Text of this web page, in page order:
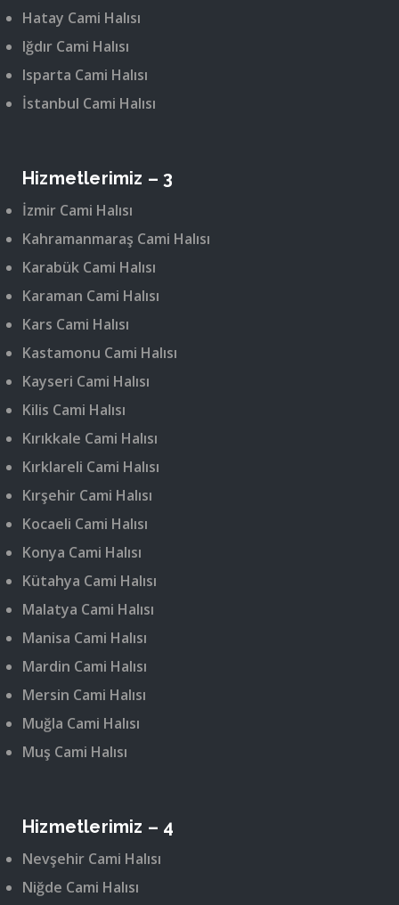
Hatay Cami Halısı
Iğdır Cami Halısı
Isparta Cami Halısı
İstanbul Cami Halısı
Hizmetlerimiz – 3
İzmir Cami Halısı
Kahramanmaraş Cami Halısı
Karabük Cami Halısı
Karaman Cami Halısı
Kars Cami Halısı
Kastamonu Cami Halısı
Kayseri Cami Halısı
Kilis Cami Halısı
Kırıkkale Cami Halısı
Kırklareli Cami Halısı
Kırşehir Cami Halısı
Kocaeli Cami Halısı
Konya Cami Halısı
Kütahya Cami Halısı
Malatya Cami Halısı
Manisa Cami Halısı
Mardin Cami Halısı
Mersin Cami Halısı
Muğla Cami Halısı
Muş Cami Halısı
Hizmetlerimiz – 4
Nevşehir Cami Halısı
Niğde Cami Halısı